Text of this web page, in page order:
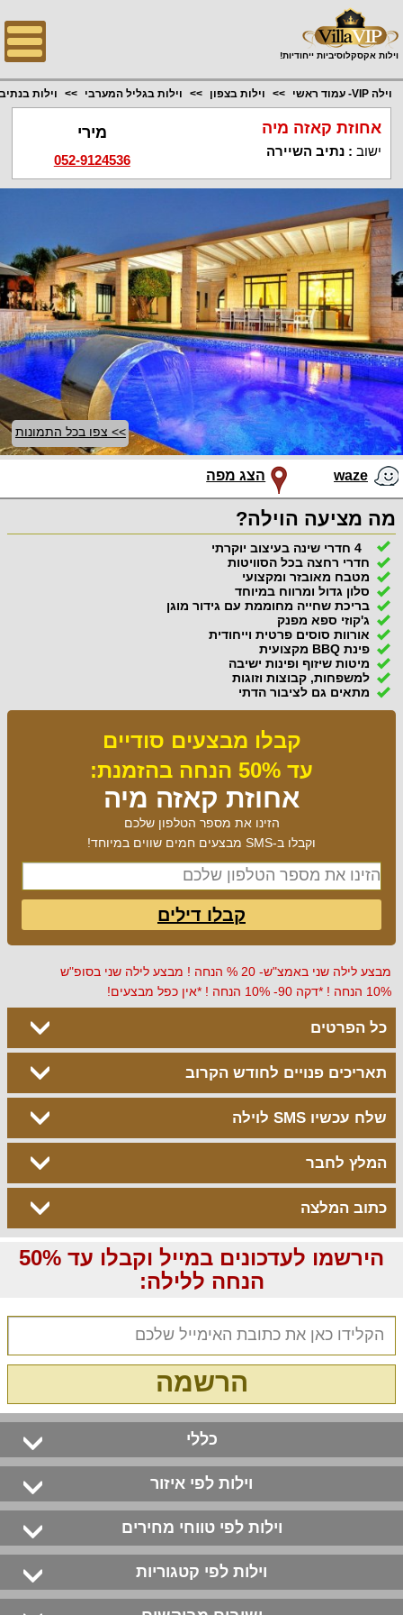
וילות אקסקלוסיביות ייחודיות!
וילה VIP- עמוד ראשי וילות בצפון וילות בגליל המערבי וילות
אחוזת קאזה מיה
ישוב :נתיב השיירה
מירי
052-9124536
>> צפו בכל התמונות
waze הצג מפה
מה מציעה הוילה?
4 חדרי שינה בעיצוב יוקרתי
חדרי רחצה בכל הסוויטות
מטבח מאובזר ומקצועי
סלון גדול ומרווח במיוחד
בריכת שחייה מחוממת עם גידור מוגן
ג'קוזי ספא מפנק
אורוות סוסים פרטית וייחודית
פינת BBQ מקצועית
מיטות שיזוף ופינות ישיבה
למשפחות, קבוצות וזוגות
מתאים גם לציבור הדתי
קבלו מבצעים סודיים
עד 50% הנחה בהזמנת:
אחוזת קאזה מיה
הזינו את מספר הטלפון שלכם
וקבלו ב-SMS מבצעים חמים שווים במיוחד!
קבלו דילים
מבצע לילה שני באמצ"ש- 20 % הנחה ! מבצע לילה שני בסופ"ש
10% הנחה ! *דקה 90- 10% הנחה ! *אין כפל מבצעים!
כל הפרטים
תאריכים פנויים לחודש הקרוב
שלח עכשיו SMS לוילה
המלץ לחבר
כתוב המלצה
הירשמו לעדכונים במייל וקבלו עד 50%
הנחה ללילה:
הרשמה
כללי
וילות לפי איזור
וילות לפי טווחי מחירים
וילות לפי קטגוריות